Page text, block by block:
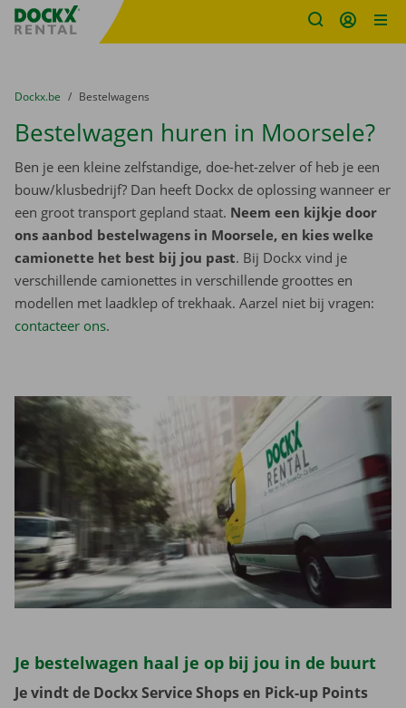
Fratello DEMO
U bevindt zich hier:
van
Dockx.be naar
Bestelwagens
Bestelwagen huren in Moorsele?
Ben je een kleine zelfstandige, doe-het-zelver of heb je een
bouw/klusbedrijf? Dan heeft Dockx de oplossing wanneer er
een groot transport gepland staat. Neem een kijkje door
ons aanbod bestelwagens in Moorsele, en kies welke
camionette het best bij jou past. Bij Dockx vind je
verschillende camionettes in verschillende groottes en
modellen met laadklep of trekhaak. Aarzel niet bij vragen:
contacteer ons.
Je bestelwagen haal je op bij jou in de buurt
Je vindt de Dockx Service Shops en Pick-up Points